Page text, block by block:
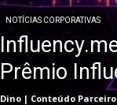
NOTÍCIAS CORPORATIVAS
Prêmio
Dino | Conteúdo Parceiro